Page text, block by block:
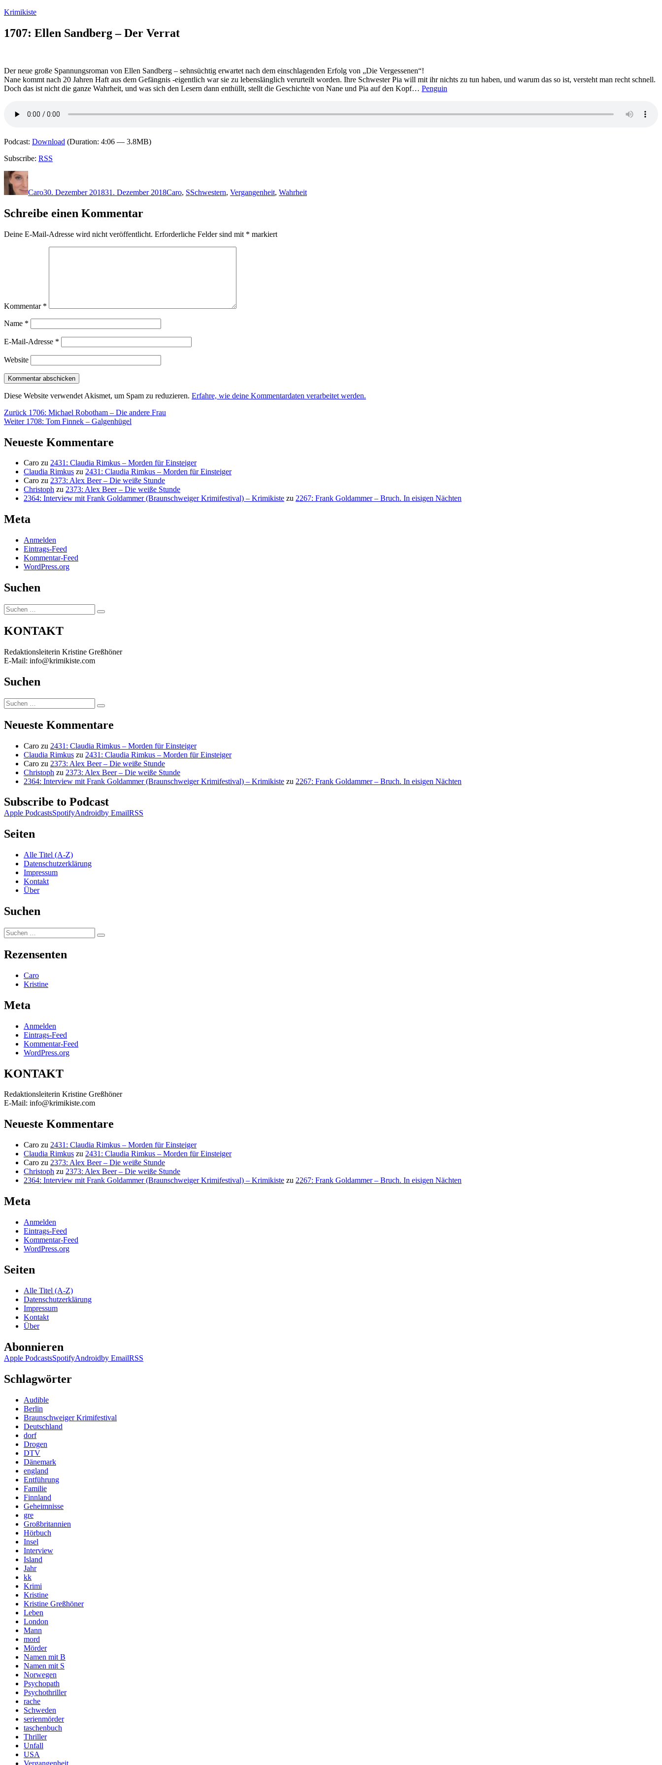
Zum
springen
Krimikiste
1707: Ellen Sandberg – Der Verrat
Der neue große Spannungsroman von Ellen Sandberg – sehnsüchtig erwartet nach dem einschlagenden Erfolg von „Die Vergessenen“!
Nane kommt nach 20 Jahren Haft aus dem Gefängnis -eigentlich war sie zu lebenslänglich verurteilt worden. Ihre Schwester Pia will mit ihr nichts zu tun haben, und warum das so ist, versteht man recht schnell.
Doch das ist nicht die ganze Wahrheit, und was sich den Lesern dann enthüllt, stellt die Geschichte von Nane und Pia auf den Kopf… Penguin
Podcast: Download (Duration: 4:06 — 3.8MB)
Subscribe: RSS
Autor
Caro30. Dezember 201831. Dezember 2018Caro, SSchwestern, Vergangenheit, Wahrheit
Schreibe einen Kommentar
Deine E-Mail-Adresse wird nicht veröffentlicht. Erforderliche Felder sind mit * markiert
Kommentar *
Name *
E-Mail-Adresse *
Website
Diese Website verwendet Akismet, um Spam zu reduzieren. Erfahre, wie deine Kommentardaten verarbeitet werden.
Beitragsnavigation
Zurück Vorheriger
Beitrag:
1706: Michael Robotham – Die andere Frau
Weiter Nächster
1708: Tom Finnek – Galgenhügel
Neueste Kommentare
Caro zu 2431: Claudia Rimkus – Morden für Einsteiger
Claudia Rimkus zu 2431: Claudia Rimkus – Morden für Einsteiger
Caro zu 2373: Alex Beer – Die weiße Stunde
Christoph zu 2373: Alex Beer – Die weiße Stunde
2364: Interview mit Frank Goldammer (Braunschweiger Krimifestival) – Krimikiste zu 2267: Frank Goldammer – Bruch. In eisigen Nächten
Meta
Anmelden
Eintrags-Feed
Kommentar-Feed
WordPress.org
Suchen
Suchen
nach:
Suchen
KONTAKT
Redaktionsleiterin Kristine Greßhöner
E-Mail: info@krimikiste.com
Suchen
Suchen
nach:
Suchen
Neueste Kommentare
Caro zu 2431: Claudia Rimkus – Morden für Einsteiger
Claudia Rimkus zu 2431: Claudia Rimkus – Morden für Einsteiger
Caro zu 2373: Alex Beer – Die weiße Stunde
Christoph zu 2373: Alex Beer – Die weiße Stunde
2364: Interview mit Frank Goldammer (Braunschweiger Krimifestival) – Krimikiste zu 2267: Frank Goldammer – Bruch. In eisigen Nächten
Subscribe to Podcast
Apple PodcastsSpotifyAndroidby EmailRSS
Seiten
Alle Titel (A-Z)
Datenschutzerklärung
Impressum
Kontakt
Über
Suchen
Suchen
nach:
Suchen
Rezensenten
Caro
Kristine
Meta
Anmelden
Eintrags-Feed
Kommentar-Feed
WordPress.org
KONTAKT
Redaktionsleiterin Kristine Greßhöner
E-Mail: info@krimikiste.com
Neueste Kommentare
Caro zu 2431: Claudia Rimkus – Morden für Einsteiger
Claudia Rimkus zu 2431: Claudia Rimkus – Morden für Einsteiger
Caro zu 2373: Alex Beer – Die weiße Stunde
Christoph zu 2373: Alex Beer – Die weiße Stunde
2364: Interview mit Frank Goldammer (Braunschweiger Krimifestival) – Krimikiste zu 2267: Frank Goldammer – Bruch. In eisigen Nächten
Meta
Anmelden
Eintrags-Feed
Kommentar-Feed
WordPress.org
Seiten
Alle Titel (A-Z)
Datenschutzerklärung
Impressum
Kontakt
Über
Abonnieren
Apple PodcastsSpotifyAndroidby EmailRSS
Schlagwörter
Audible
Berlin
Braunschweiger Krimifestival
Deutschland
dorf
Drogen
DTV
Dänemark
england
Entführung
Familie
Finnland
Geheimnisse
gre
Großbritannien
Hörbuch
Insel
Interview
Island
Jahr
kk
Krimi
Kristine
Kristine Greßhöner
Leben
London
Mann
mord
Mörder
Namen mit B
Namen mit S
Norwegen
Psychopath
Psychothriller
rache
Schweden
serienmörder
taschenbuch
Thriller
Unfall
USA
Vergangenheit